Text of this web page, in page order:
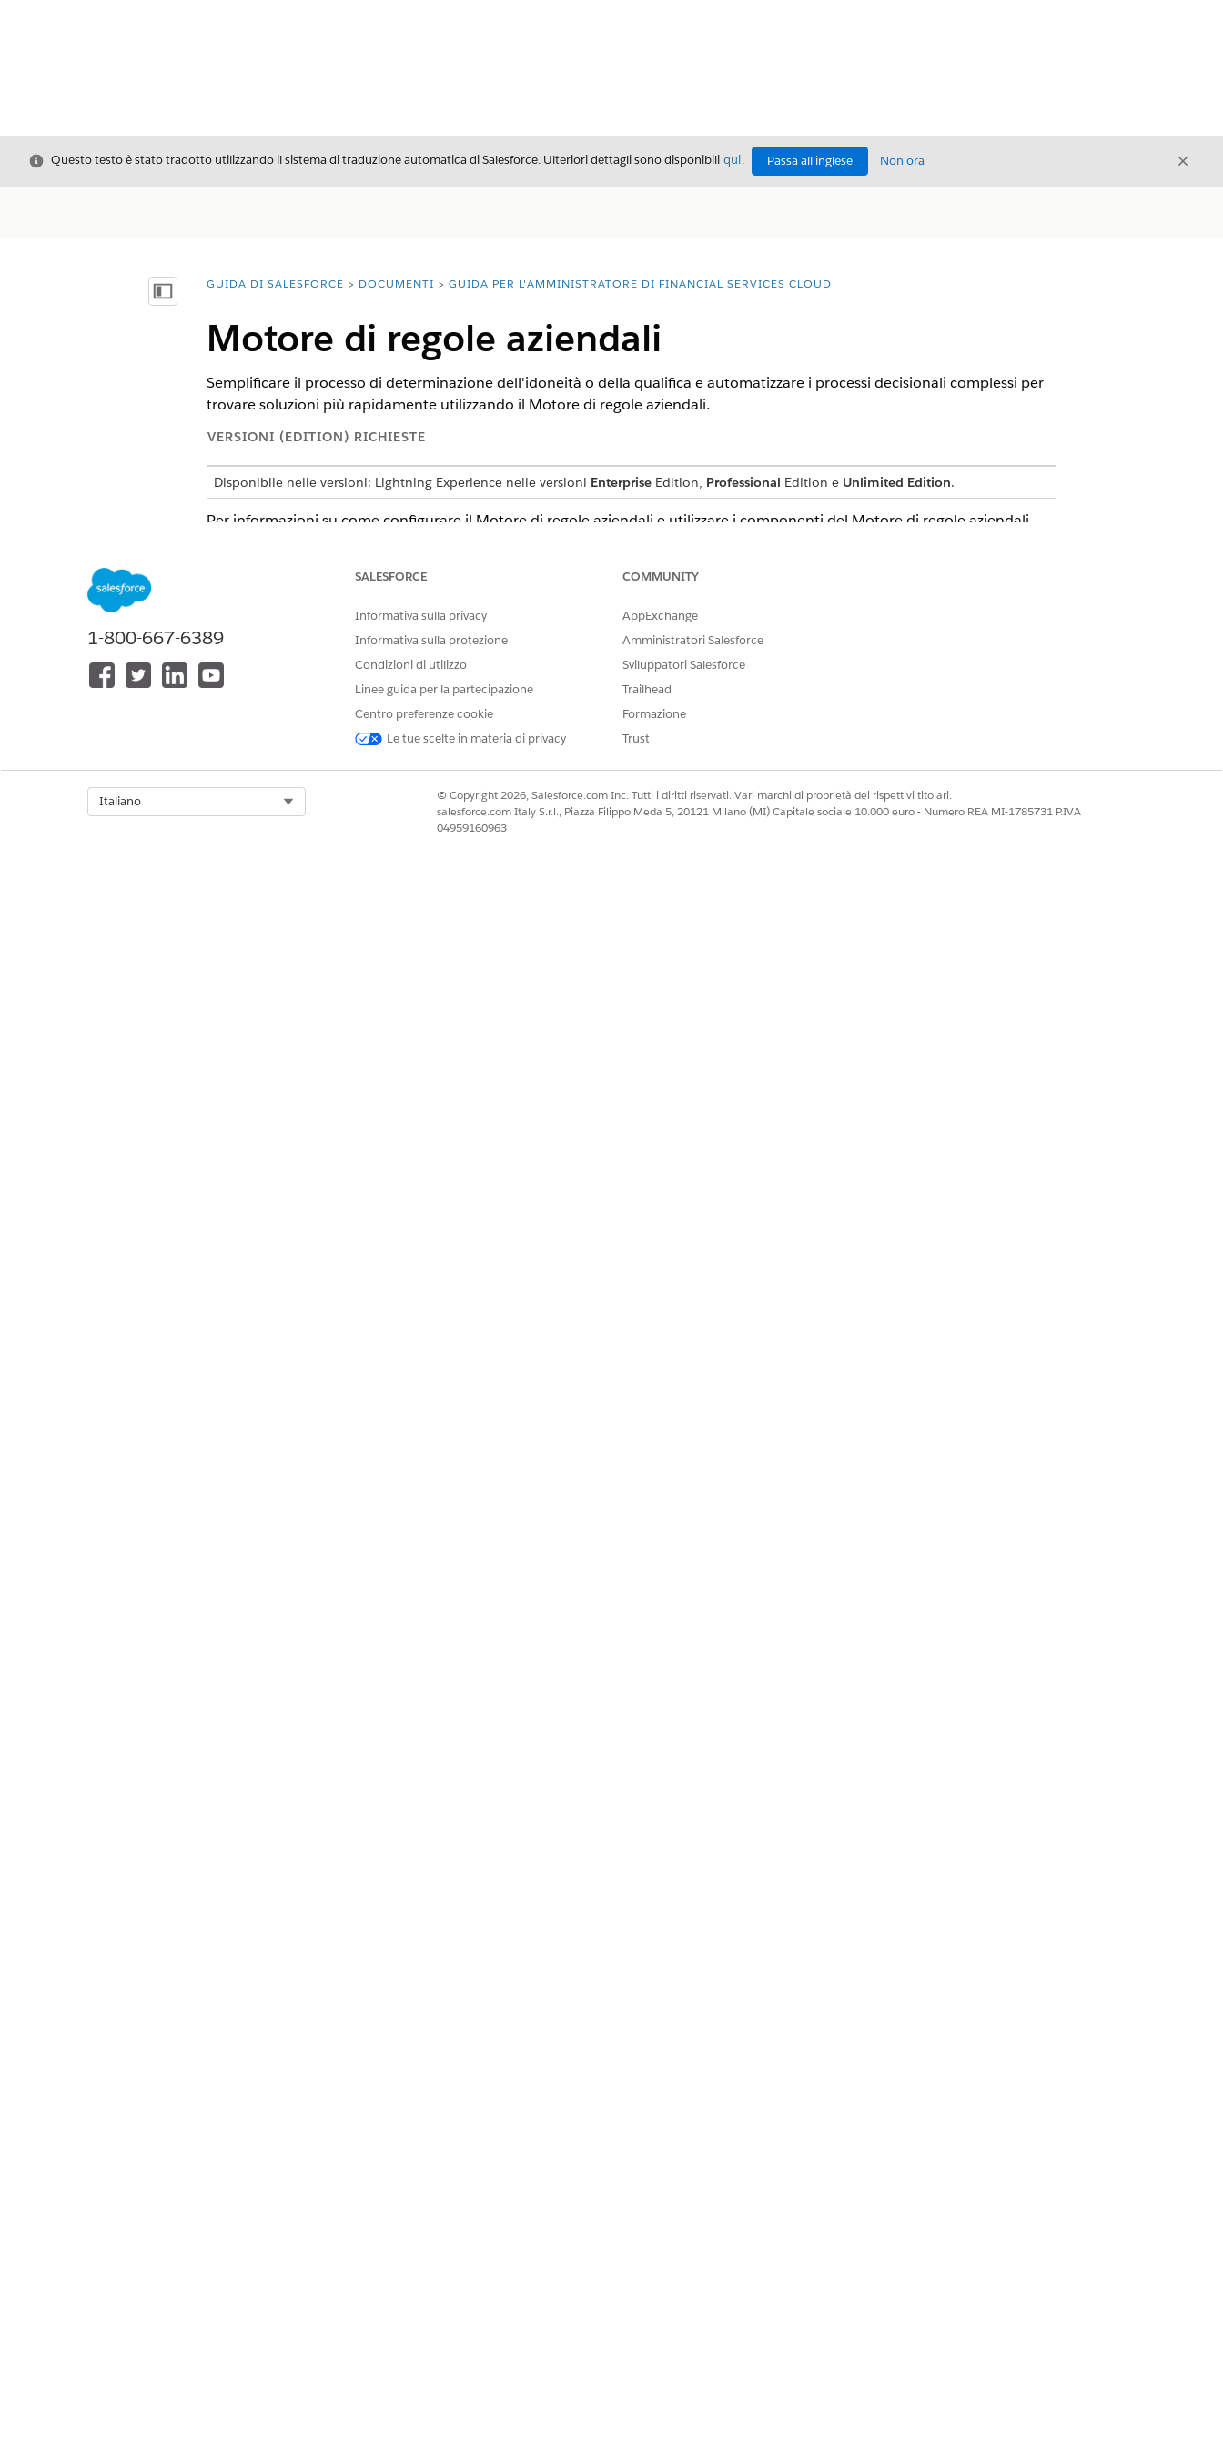
Chiudi
Questo testo è stato tradotto utilizzando il sistema di traduzione automatica di Salesforce. Ulteriori dettagli sono disponibili qui. Passa all'inglese Non ora Chiudi
Mostra sommario
Ti trovi qui:
GUIDA DI SALESFORCE DOCUMENTI GUIDA PER L'AMMINISTRATORE DI FINANCIAL SERVICES CLOUD
Motore di regole aziendali
Semplificare il processo di determinazione dell'idoneità o della qualifica e automatizzare i processi decisionali complessi per
trovare soluzioni più rapidamente utilizzando il Motore di regole aziendali.
VERSIONI (EDITION) RICHIESTE
Disponibile nelle versioni: Lightning Experience nelle versioni EnterpriseEdition, Professional Edition e Unlimited Edition.
Per informazioni su come configurare il Motore di regole aziendali e utilizzare i componenti del Motore di regole aziendali,
QUESTO ARTICOLO HA RISOLTO IL PROBLEMA?
Facci sapere, così possiamo migliorare!
1-800-667-6389
SALESFORCE
Informativa sulla privacy
Informativa sulla protezione
Condizioni di utilizzo
Linee guida per la partecipazione
Centro preferenze cookie
Le tue scelte in materia di privacy
COMMUNITY
AppExchange
Amministratori Salesforce
Sviluppatori Salesforce
Trailhead
Formazione
Trust
Italiano
© Copyright 2026, Salesforce.com Inc. Tutti i diritti riservati. Vari marchi di proprietà dei rispettivi titolari.
salesforce.com Italy S.r.l., Piazza Filippo Meda 5, 20121 Milano (MI) Capitale sociale 10.000 euro - Numero REA MI-1785731 P.IVA
04959160963